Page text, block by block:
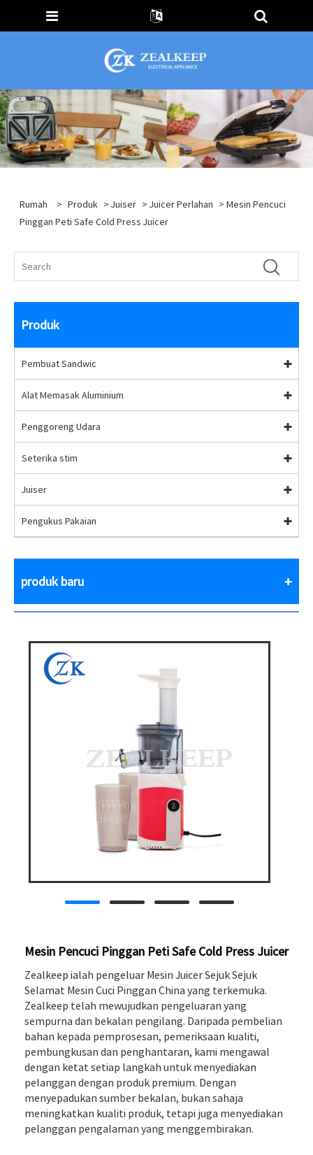
Rumah > Produk >Juiser >Juicer Perlahan > Mesin Pencuci
Pinggan Peti Safe Cold Press Juicer
Produk
Pembuat Sandwic
Alat Memasak Aluminium
Penggoreng Udara
Seterika stim
Juiser
Pengukus Pakaian
produk baru
Mesin Pencuci Pinggan Peti Safe Cold Press Juicer
Zealkeep ialah pengeluar Mesin Juicer Sejuk Sejuk
Selamat Mesin Cuci Pinggan China yang terkemuka.
Zealkeep telah mewujudkan pengeluaran yang
sempurna dan bekalan pengilang. Daripada pembelian
bahan kepada pemprosesan, pemeriksaan kualiti,
pembungkusan dan penghantaran, kami mengawal
dengan ketat setiap langkah untuk menyediakan
pelanggan dengan produk premium. Dengan
menyepadukan sumber bekalan, bukan sahaja
meningkatkan kualiti produk, tetapi juga menyediakan
pelanggan pengalaman yang menggembirakan.